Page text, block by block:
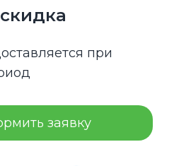
заявку
при